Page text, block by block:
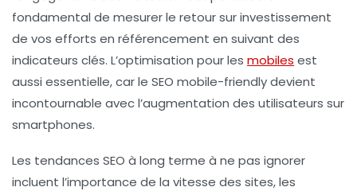
fondamental de mesurer le retour sur investissement
de vos efforts en référencement en suivant des
indicateurs clés. L’optimisation pour les mobiles est
aussi essentielle, car le SEO mobile-friendlydevient
incontournable avec l’augmentation des utilisateurs sur
smartphones.
Les tendances SEO à long terme à ne pas ignorer
incluent l’importance de la vitesse des sites, les